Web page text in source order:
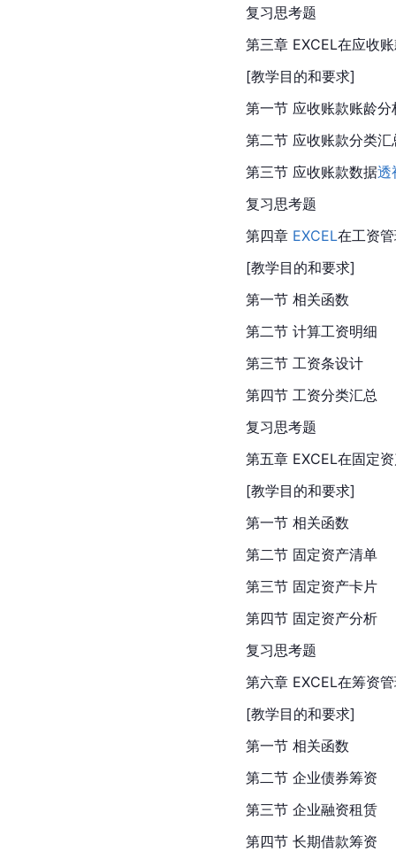
复习思考题
第三章 EXCEL在应收
[教学目的和要求]
第一节 应收账款账龄分
第二节 应收账款分类汇
第三节 应收账款数据透
复习思考题
第四章 EXCEL在工资
[教学目的和要求]
第一节 相关函数
第二节 计算工资明细
第三节 工资条设计
第四节 工资分类汇总
复习思考题
第五章 EXCEL在固定
[教学目的和要求]
第一节 相关函数
第二节 固定资产清单
第三节 固定资产卡片
第四节 固定资产分析
复习思考题
第六章 EXCEL在筹资
[教学目的和要求]
第一节 相关函数
第二节 企业债券筹资
第三节 企业融资租赁
第四节 长期借款筹资